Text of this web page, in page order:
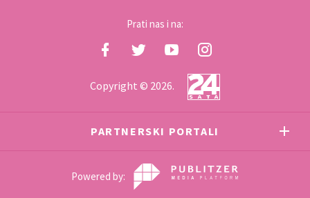
Prati nas i na:
Copyright © 2026.
PARTNERSKI PORTALI
Powered by: